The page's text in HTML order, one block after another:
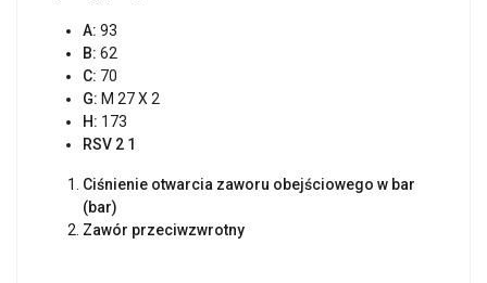
A: 93
B: 62
C: 70
G: M 27 X 2
H: 173
RSV 2 1
Ciśnienie otwarcia zaworu obejściowego w bar
(bar)
Zawór przeciwzwrotny